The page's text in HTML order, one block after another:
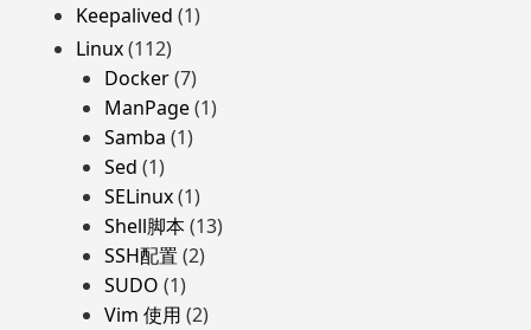
Keepalived (1)
Linux(112)
Docker(7)
ManPage(1)
Samba (1)
Sed (1)
SELinux(1)
Shell脚本(13)
SSH配置 (2)
SUDO (1)
Vim 使用 (2)